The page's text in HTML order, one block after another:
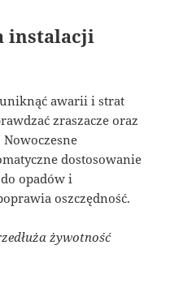
instalacji
awarii i strat
zraszacze oraz
dostosowanie
opadów i
oszczędność.
żywotność